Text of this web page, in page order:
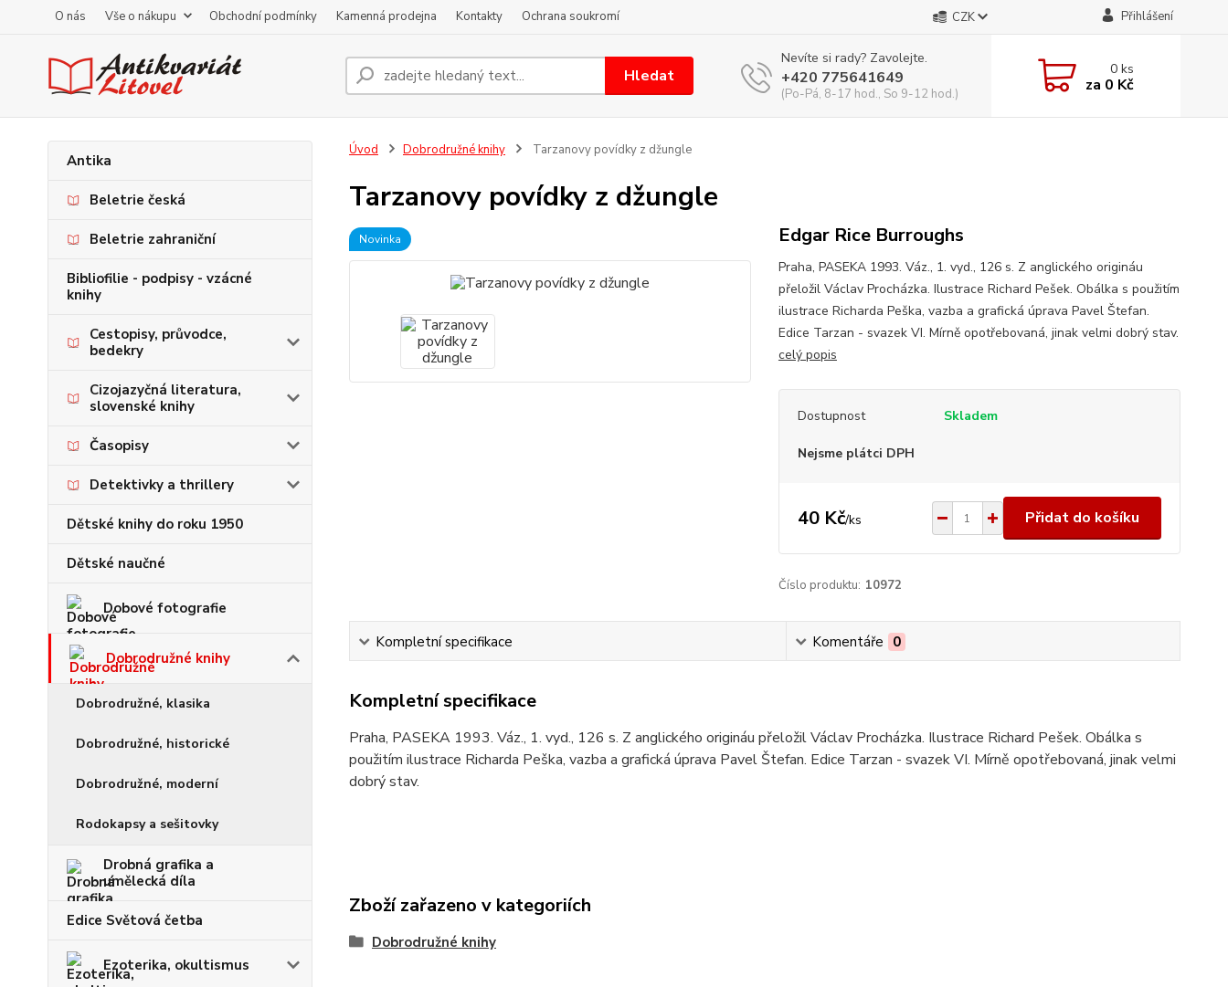
O nás Vše o nákupu Obchodní podmínky Kamenná prodejna Kontakty Ochrana soukromí CZK Přihlášení
Hledat
Nevíte si rady? Zavolejte.
+420 775641649
(Po-Pá, 8-17 hod., So 9-12 hod.)
0ks
za 0 Kč
Antika
Beletrie česká
Beletrie zahraniční
Bibliofilie - podpisy - vzácné
knihy
Cestopisy, průvodce,
bedekry
Cizojazyčná literatura,
slovenské knihy
Časopisy
Detektivky a thrillery
Dětské knihy do roku 1950
Dětské naučné
Dobové fotografie
Dobrodružné knihy
Dobrodružné, klasika
Dobrodružné, historické
Dobrodružné, moderní
Rodokapsy a sešitovky
Drobná grafika a
umělecká díla
Edice Světová četba
Ezoterika, okultismus
Úvod Dobrodružné knihy Tarzanovy povídky z džungle
Tarzanovy povídky z džungle
Novinka Edgar Rice Burroughs
Praha, PASEKA 1993. Váz., 1. vyd., 126 s. Z anglického origináu
přeložil Václav Procházka. Ilustrace Richard Pešek. Obálka s použitím
ilustrace Richarda Peška, vazba a grafická úprava Pavel Štefan.
Edice Tarzan - svazek VI. Mírně opotřebovaná, jinak velmi dobrý stav.
celý popis
Dostupnost Skladem
Nejsme plátci DPH
40 Kč/ks Přidat do košíku
Číslo produktu: 10972
Kompletní specifikace Komentáře 0
Kompletní specifikace
Praha, PASEKA 1993. Váz., 1. vyd., 126 s. Z anglického origináu přeložil Václav Procházka. Ilustrace Richard Pešek. Obálka s
použitím ilustrace Richarda Peška, vazba a grafická úprava Pavel Štefan. Edice Tarzan - svazek VI. Mírně opotřebovaná, jinak velmi
dobrý stav.
Zboží zařazeno v kategoriích
Dobrodružné knihy